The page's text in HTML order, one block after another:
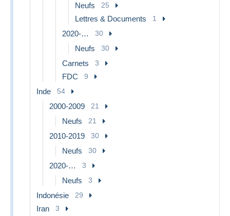
Neufs 25
Lettres & Documents 1
2020-… 30
Neufs 30
Carnets 3
FDC 9
Inde 54
2000-2009 21
Neufs 21
2010-2019 30
Neufs 30
2020-… 3
Neufs 3
Indonésie 29
Iran 3